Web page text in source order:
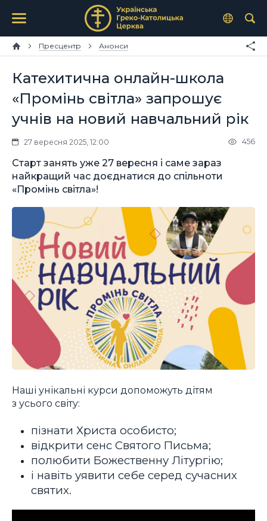
Пресцентр Анонси
Катехитична онлайн-школа
«Промінь світла» запрошує
учнів на новий навчальний рік
27 вересня 2025, 12:00 456
Старт занять уже 27 вересня і саме зараз
найкращий час доєднатися до спільноти
«Промінь світла»!
Наші унікальні курси допоможуть дітям
з усього світу:
пізнати Христа особисто;
відкрити сенс Святого Письма;
полюбити Божественну Літургію;
і навіть уявити себе серед сучасних
святих.